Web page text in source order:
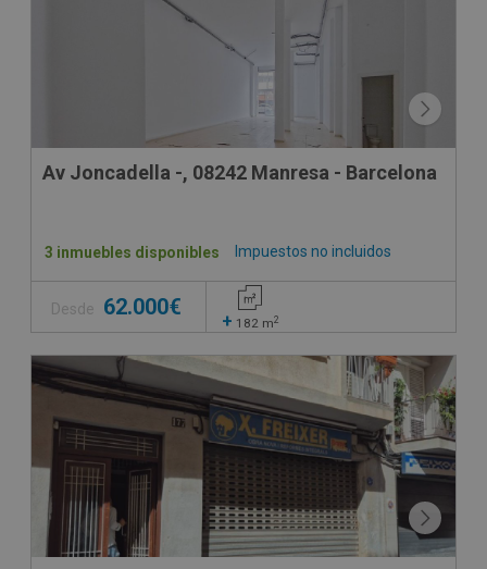
Av Joncadella -, 08242 Manresa - Barcelona
Impuestos no incluidos
3 inmuebles disponibles
Desde 62.000€
+ 182 m2
SUJETO A IVA